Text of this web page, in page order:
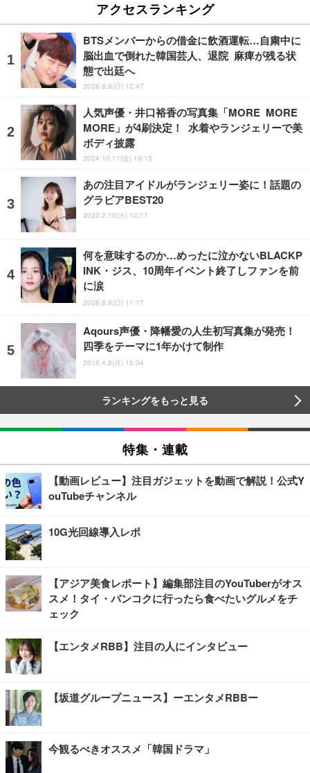
アクセスランキング
BTSメンバーからの借金に飲酒運転…自粛中に
脳出血で倒れた韓国芸人、退院 麻痺が残る状
態で出廷へ
2026.8.9(日) 12:47
人気声優・井口裕香の写真集「MORE MORE
MORE」が4刷決定！ 水着やランジェリーで美
ボディ披露
2024.10.11(金) 19:15
あの注目アイドルがランジェリー姿に！話題の
グラビアBEST20
2022.2.15(火) 12:11
何を意味するのか…めったに泣かないBLACKP
INK・ジス、10周年イベント終了しファンを前
に涙
2026.8.9(日) 11:17
Aqours声優・降幡愛の人生初写真集が発売！
四季をテーマに1年かけて制作
2019.4.8(月) 16:04
ランキングをもっと見る
特集・連載
【動画レビュー】注目ガジェットを動画で解説！公式Y
ouTubeチャンネル
10G光回線導入レポ
【アジア美食レポート】編集部注目のYouTuberがオス
スメ！タイ・バンコクに行ったら食べたいグルメをチ
ェック
【エンタメRBB】注目の人にインタビュー
【坂道グループニュース】ーエンタメRBBー
今観るべきオススメ「韓国ドラマ」